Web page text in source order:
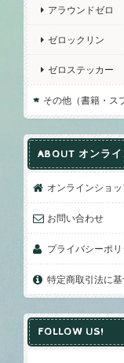
アラウンドゼロ
ゼロックリン
ゼロステッカー
その他（書籍・ス
ABOUT オンラ
オンラインショ
お問い合わせ
プライバシーポリ
特定商取引法に
FOLLOW US!